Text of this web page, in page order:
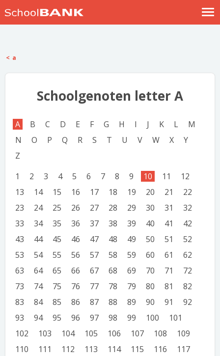
Help
a
Schoolgenoten letter A
A B C D E F G H I J K L
M
N
O P Q R S T U V W X
Y
Z
1
2 3 4 5 6 7 8 9 10 11
12
13
14 15 16 17 18 19 20 21
22
23
24 25 26 27 28 29 30 31
32
33
34 35 36 37 38 39 40 41
42
43
44 45 46 47 48 49 50 51
52
53
54 55 56 57 58 59 60 61
62
63
64 65 66 67 68 69 70 71
72
73
74 75 76 77 78 79 80 81
82
83
84 85 86 87 88 89 90 91
92
93
94 95 96 97 98 99 100
101
102
103 104 105 106 107 108
109
110
111 112 113 114 115 116
117